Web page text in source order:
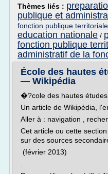
Thèmes liés :
publique et
fonction publique territoriale
education nationale /
fonction publique
administratif de la
École des hautes
— Wikipédia
�?cole des hautes
Un article de Wikipédia,
Aller à : navigation ,
Cet article ou cette
sur des sources
(février 2013)